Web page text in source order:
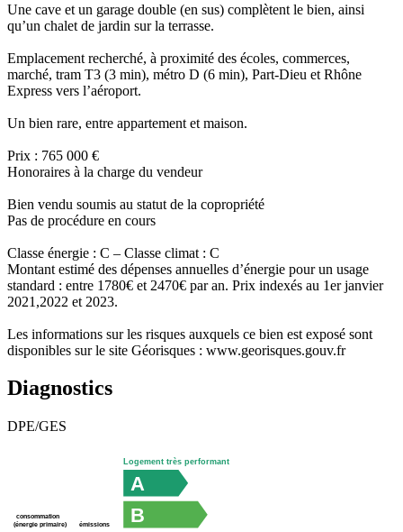
Une cave et un garage double (en sus) complètent le bien, ainsi
qu’un chalet de jardin sur la terrasse.
Emplacement recherché, à proximité des écoles, commerces,
marché, tram T3 (3 min), métro D (6 min), Part-Dieu et Rhône
Express vers l’aéroport.
Un bien rare, entre appartement et maison.
Prix : 765 000 €
Honoraires à la charge du vendeur
Bien vendu soumis au statut de la copropriété
Pas de procédure en cours
Classe énergie : C – Classe climat : C
Montant estimé des dépenses annuelles d’énergie pour un usage
standard : entre 1780€ et 2470€ par an. Prix indexés au 1er janvier
2021,2022 et 2023.
Les informations sur les risques auxquels ce bien est exposé sont
disponibles sur le site Géorisques : www.georisques.gouv.fr
Diagnostics
DPE/GES
consommation
(énergie primaire) émissions B
A
Logement très performant